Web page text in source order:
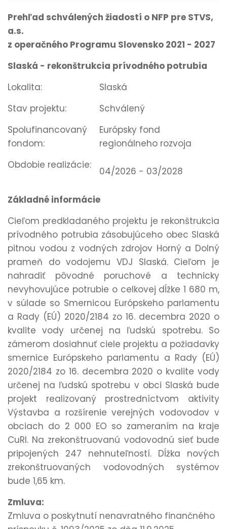
Prehľad schválených žiadostí o NFP pre STVS,
a.s.
z operačného Programu Slovensko 2021 - 2027
Slaská - rekonštrukcia prívodného potrubia
Lokalita:
Slaská
Stav projektu:
Schválený
Spolufinancovaný
fondom:
Európsky fond
regionálneho rozvoja
Obdobie realizácie:
04/2026 - 03/2028
Základné informácie
Cieľom predkladaného projektu je rekonštrukcia
prívodného potrubia zásobujúceho obec Slaská
pitnou vodou z vodných zdrojov Horný a Dolný
prameň do vodojemu VDJ Slaská. Cieľom je
nahradiť pôvodné poruchové a technicky
nevyhovujúce potrubie o celkovej dĺžke 1 680 m,
v súlade so Smernicou Európskeho parlamentu
a Rady (EÚ) 2020/2184 zo 16. decembra 2020 o
kvalite vody určenej na ľudskú spotrebu. So
zámerom dosiahnuť ciele projektu a požiadavky
smernice Európskeho parlamentu a Rady (EÚ)
2020/2184 zo 16. decembra 2020 o kvalite vody
určenej na ľudskú spotrebu v obci Slaská bude
projekt realizovaný prostredníctvom aktivity
Výstavba a rozšírenie verejných vodovodov v
obciach do 2 000 EO so zameraním na kraje
CuRI. Na zrekonštruovanú vodovodnú sieť bude
pripojených 247 nehnuteľností. Dĺžka nových
zrekonštruovaných vodovodných systémov
bude 1,65 km.
Zmluva:
Zmluva o poskytnutí nenavratného finančného